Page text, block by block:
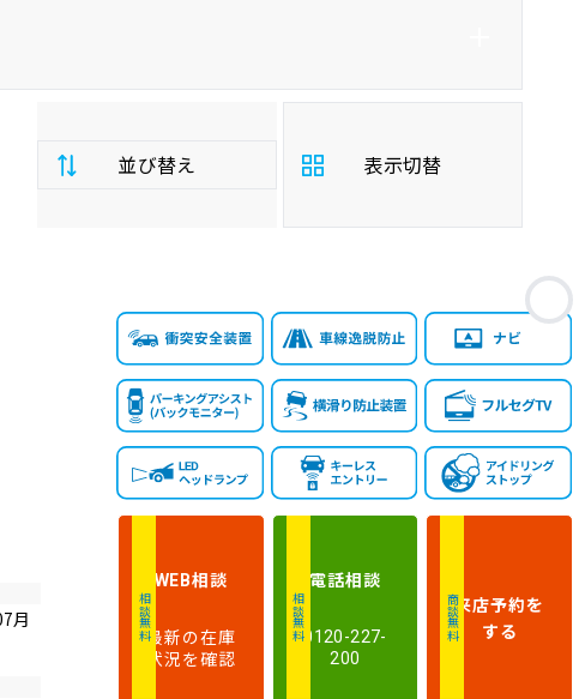
並び替え
払
総
額
安い順 高い順
年
式
新しい順 古い順
走
行
少ない順 多い順
気
量
大きい順 小さい順
表示切替
お
月 相談無料
WEB相談
最新の在庫
状況を確認
相談無料
電話相談
0120-227-
200
商談無料来店予約を
する